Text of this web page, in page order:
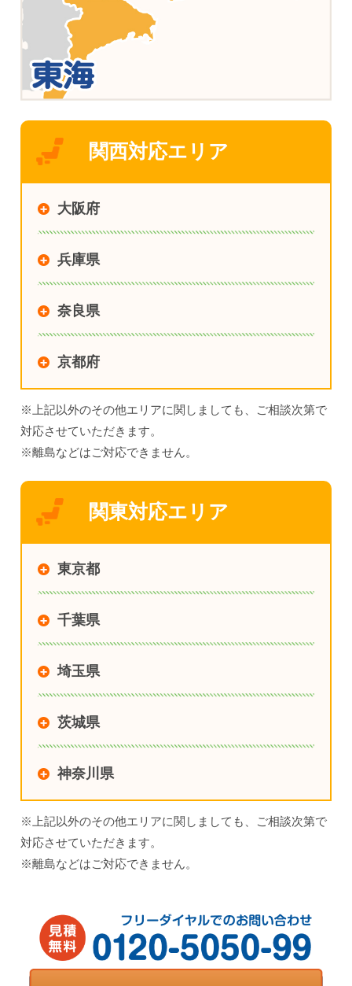
関西対応エリア
大阪府
兵庫県
奈良県
京都府
※上記以外のその他エリアに関しましても、ご相談次第で
対応させていただきます。
※離島などはご対応できません。
関東対応エリア
東京都
千葉県
埼玉県
茨城県
神奈川県
※上記以外のその他エリアに関しましても、ご相談次第で
対応させていただきます。
※離島などはご対応できません。